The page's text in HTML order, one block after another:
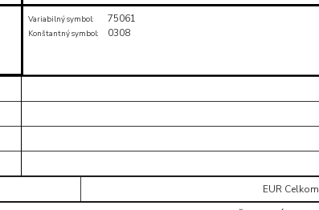
Variabilný symbol: 75061
Konštantný symbol: 0308
EUR Celkom